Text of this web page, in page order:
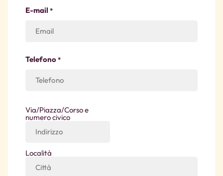
E-mail *
Telefono *
Indirizzo
*
Via/Piazza/Corso e
numero civico
Località